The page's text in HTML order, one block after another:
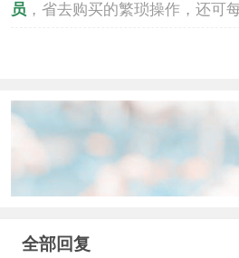
员 ，省去购买的繁琐操作，还可
全部回复